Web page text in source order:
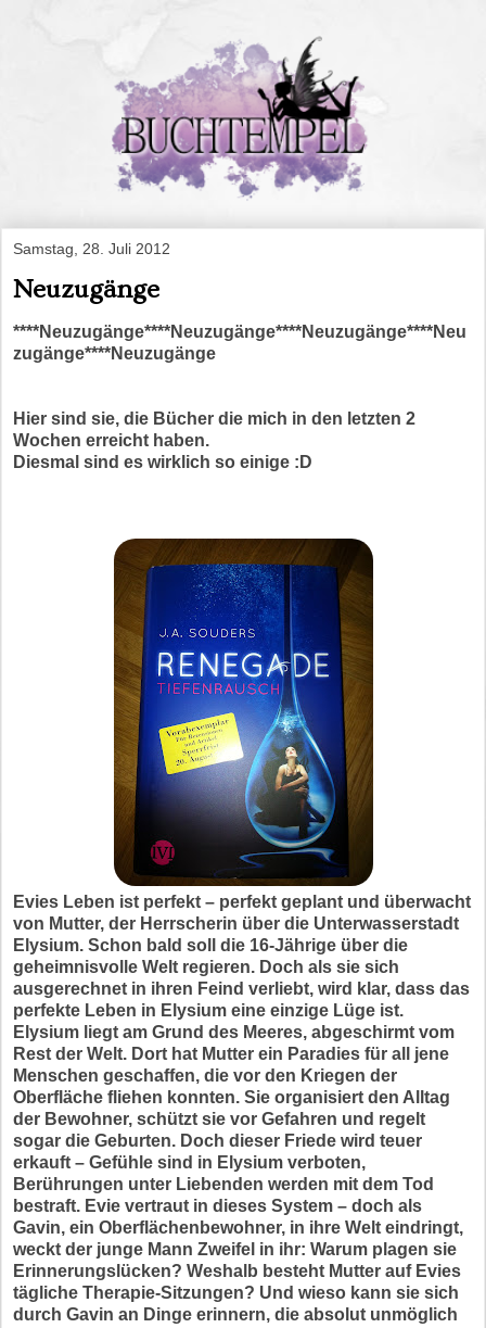
Samstag, 28. Juli 2012
Neuzugänge
****Neuzugänge****Neuzugänge****Neuzugänge****Neu
zugänge****Neuzugänge
Hier sind sie, die Bücher die mich in den letzten 2
Wochen erreicht haben.
Diesmal sind es wirklich so einige :D
Evies Leben ist perfekt – perfekt geplant und überwacht
von Mutter, der Herrscherin über die Unterwasserstadt
Elysium. Schon bald soll die 16-Jährige über die
geheimnisvolle Welt regieren. Doch als sie sich
ausgerechnet in ihren Feind verliebt, wird klar, dass das
perfekte Leben in Elysium eine einzige Lüge ist.
Elysium liegt am Grund des Meeres, abgeschirmt vom
Rest der Welt. Dort hat Mutter ein Paradies für all jene
Menschen geschaffen, die vor den Kriegen der
Oberfläche fliehen konnten. Sie organisiert den Alltag
der Bewohner, schützt sie vor Gefahren und regelt
sogar die Geburten. Doch dieser Friede wird teuer
erkauft – Gefühle sind in Elysium verboten,
Berührungen unter Liebenden werden mit dem Tod
bestraft. Evie vertraut in dieses System – doch als
Gavin, ein Oberflächenbewohner, in ihre Welt eindringt,
weckt der junge Mann Zweifel in ihr: Warum plagen sie
Erinnerungslücken? Weshalb besteht Mutter auf Evies
tägliche Therapie-Sitzungen? Und wieso kann sie sich
durch Gavin an Dinge erinnern, die absolut unmöglich